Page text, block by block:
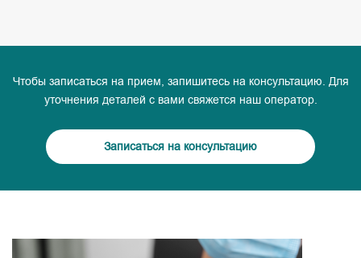
Чтобы записаться на прием, запишитесь на консультацию. Для
уточнения деталей с вами свяжется наш оператор.
Записаться на консультацию